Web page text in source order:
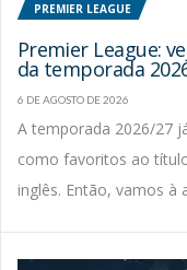
PREMIER LEAGUE
Premier League:
da temporada
6 DE AGOSTO DE 2026
A temporada 2026/27
como favoritos ao
inglês. Então, vamos à